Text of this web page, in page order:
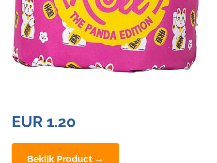
EUR 1.20
Bekijk Product →